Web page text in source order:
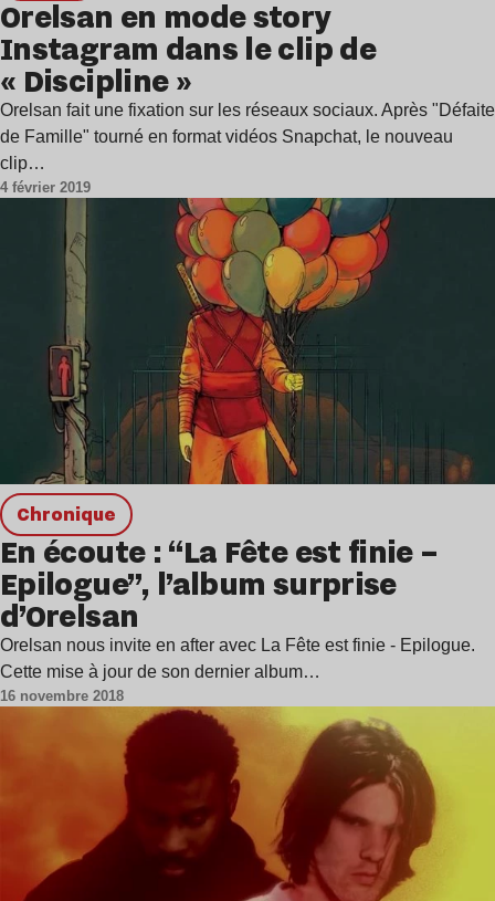
Orelsan en mode story
Instagram dans le clip de
« Discipline »
Orelsan fait une fixation sur les réseaux sociaux. Après "Défaite
de Famille" tourné en format vidéos Snapchat, le nouveau
clip…
4 février 2019
chronique
En écoute : “La Fête est finie –
Epilogue”, l’album surprise
d’Orelsan
Orelsan nous invite en after avec La Fête est finie - Epilogue.
Cette mise à jour de son dernier album…
16 novembre 2018